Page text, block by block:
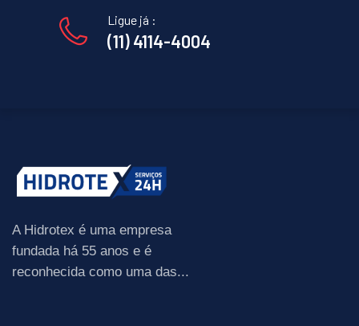
Ligue já :
(11) 4114-4004
A Hidrotex é uma empresa
fundada há 55 anos e é
reconhecida como uma das...